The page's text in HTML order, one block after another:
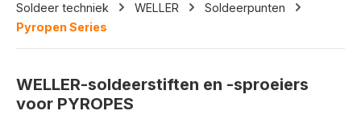
Soldeer techniek WELLER
Soldeerpunten
Pyropen Series
WELLER-soldeerstiften en -sproeiers
voor PYROPES